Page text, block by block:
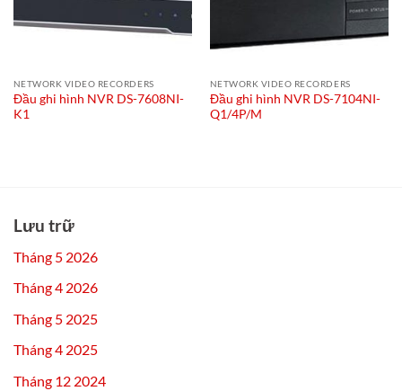
NETWORK VIDEO RECORDERS
Đầu ghi hình NVR DS-7608NI-
K1
NETWORK VIDEO RECORDERS
Đầu ghi hình NVR DS-7104NI-
Q1/4P/M
Lưu trữ
Tháng 5 2026
Tháng 4 2026
Tháng 5 2025
Tháng 4 2025
Tháng 12 2024